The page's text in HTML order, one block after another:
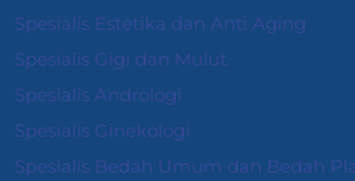
Spesialis Estetika dan Anti Aging
Spesialis Gigi dan Mulut
Spesialis Andrologi
Spesialis Ginekologi
Spesialis Bedah Umum dan Bedah